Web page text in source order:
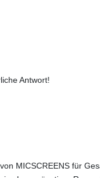
Antwort!
MICSCREENS für